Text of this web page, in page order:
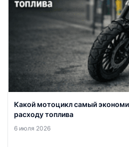
Какой мотоцикл самый
расходу топлива
6 июля 2026